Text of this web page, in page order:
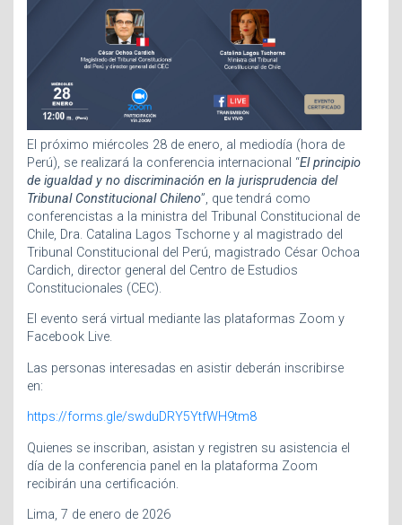
El próximo miércoles 28 de enero, al mediodía (hora de
Perú), se realizará la conferencia internacional “El principio
de igualdad y no discriminación en la jurisprudencia del
Tribunal Constitucional Chileno”, que tendrá como
conferencistas a la ministra del Tribunal Constitucional de
Chile, Dra. Catalina Lagos Tschorne y al magistrado del
Tribunal Constitucional del Perú, magistrado César Ochoa
Cardich, director general del Centro de Estudios
Constitucionales (CEC).
El evento será virtual mediante las plataformas Zoom y
Facebook Live.
Las personas interesadas en asistir deberán inscribirse
en:
https://forms.gle/swduDRY5YtfWH9tm8
Quienes se inscriban, asistan y registren su asistencia el
día de la conferencia panel en la plataforma Zoom
recibirán una certificación.
Lima, 7 de enero de 2026